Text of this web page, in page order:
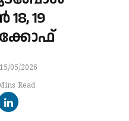
19
15/05/2026
Read